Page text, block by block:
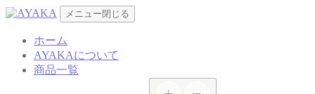
メニュー 閉じる
ホーム
AYAKAについて
商品一覧